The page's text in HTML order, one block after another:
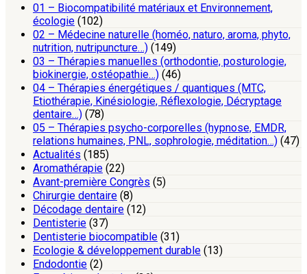
01 – Biocompatibilité matériaux et Environnement,
écologie (102)
02 – Médecine naturelle (homéo, naturo, aroma, phyto,
nutrition, nutripuncture…) (149)
03 – Thérapies manuelles (orthodontie, posturologie,
biokinergie, ostéopathie…) (46)
04 – Thérapies énergétiques / quantiques (MTC,
Etiothérapie, Kinésiologie, Réflexologie, Décryptage
dentaire…) (78)
05 – Thérapies psycho-corporelles (hypnose, EMDR,
relations humaines, PNL, sophrologie, méditation…) (47)
Actualités (185)
Aromathérapie (22)
Avant-première Congrès (5)
Chirurgie dentaire (8)
Décodage dentaire (12)
Dentisterie (37)
Dentisterie biocompatible (31)
Ecologie & développement durable (13)
Endodontie (2)